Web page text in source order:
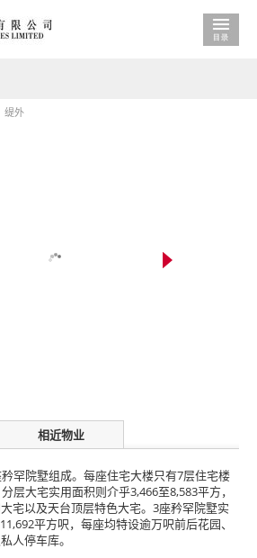
缇外
相近物业
罕院墅组成。每座住宅大楼只有7层住宅楼
层大宅实用面积则介乎3,466至8,583平方，
宅以及天台顶层特色大宅。3座矜罕院墅实
平方呎，每座均特设逾万呎前后花园、
人停车库。